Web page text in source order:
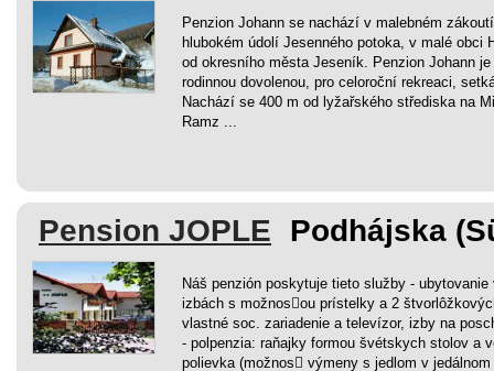
Penzion Johann se nachází v malebném
hlubokém údolí Jesenného potoka, v malé obci
od okresního města Jeseník. Penzion Johann
rodinnou dovolenou, pro celoroční rekreaci,
Nachází se 400 m od lyžařského střediska na
Ramz ...
Pension JOPLE Podhájska
Náš penzión poskytuje tieto služby -
izbách s možnos￾ou prístelky a 2
vlastné soc. zariadenie a televízor, izby na
- polpenzia: raňajky formou švétskych stolov a
polievka (možnos￾ výmeny s jedlom v